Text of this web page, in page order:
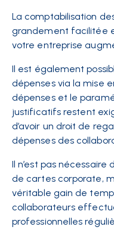
La comptabilisation
grandement facilitée
votre entreprise
Il est également
dépenses via la mise
dépenses et le
justificatifs restent
d’avoir un droit de
dépenses des
Il n’est pas
de cartes corporate,
véritable gain de
collaborateurs
professionnelles